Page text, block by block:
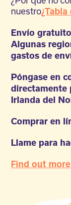
nuestro
Envío
Algunas
gastos de
Póngase en
directamente
Irlanda del
Comprar en
Llame para
Find out more